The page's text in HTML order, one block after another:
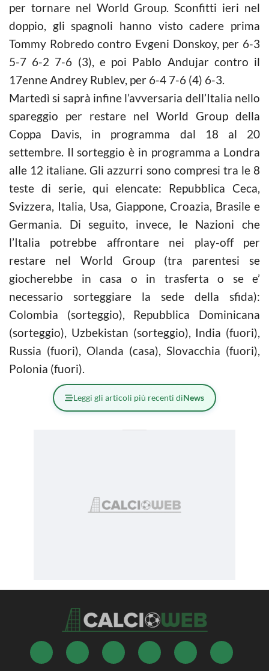
per tornare nel World Group. Sconfitti ieri nel
doppio, gli spagnoli hanno visto cadere prima
Tommy Robredo contro Evgeni Donskoy, per 6-3
5-7 6-2 7-6 (3), e poi Pablo Andujar contro il
17enne Andrey Rublev, per 6-4 7-6 (4) 6-3.
Martedì si saprà infine l’avversaria dell’Italia nello
spareggio per restare nel World Group della
Coppa Davis, in programma dal 18 al 20
settembre. Il sorteggio è in programma a Londra
alle 12 italiane. Gli azzurri sono compresi tra le 8
teste di serie, qui elencate: Repubblica Ceca,
Svizzera, Italia, Usa, Giappone, Croazia, Brasile e
Germania. Di seguito, invece, le Nazioni che
l’Italia potrebbe affrontare nei play-off per
restare nel World Group (tra parentesi se
giocherebbe in casa o in trasferta o se e’
necessario sorteggiare la sede della sfida):
Colombia (sorteggio), Repubblica Dominicana
(sorteggio), Uzbekistan (sorteggio), India (fuori),
Russia (fuori), Olanda (casa), Slovacchia (fuori),
Polonia (fuori).
Leggi gli articoli più recenti diNews